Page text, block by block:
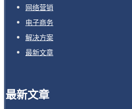
网络营销
电子商务
解决方案
最新文章
最新文章